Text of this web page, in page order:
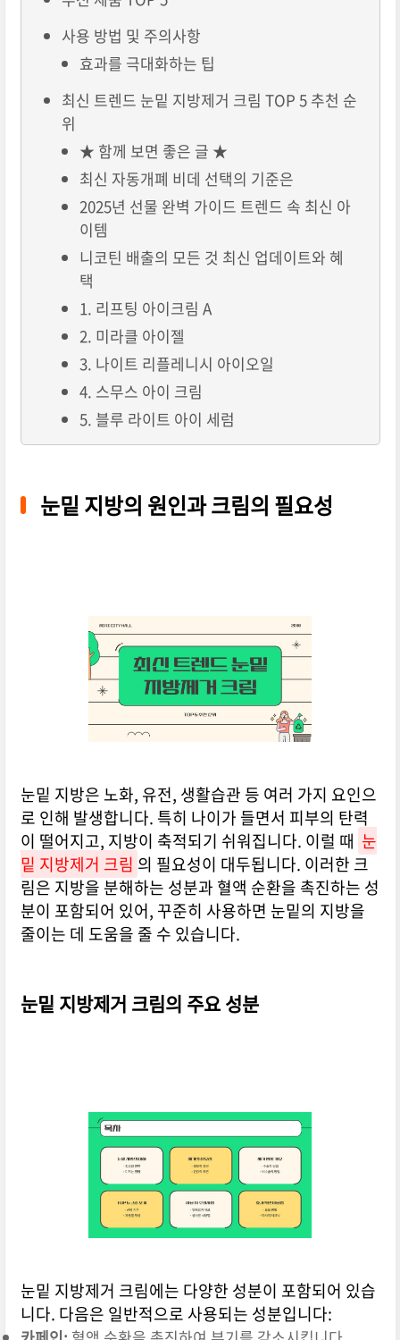
사용 방법 및 주의사항
효과를 극대화하는 팁
최신 트렌드 눈밑 지방제거 크림 TOP 5 추천 순
위
★ 함께 보면 좋은 글 ★
최신 자동개폐 비데 선택의 기준은
2025년 선물 완벽 가이드 트렌드 속 최신 아
이템
니코틴 배출의 모든 것 최신 업데이트와 혜
택
1. 리프팅 아이크림 A
2. 미라클 아이젤
3. 나이트 리플레니시 아이오일
4. 스무스 아이 크림
5. 블루 라이트 아이 세럼
눈밑 지방의 원인과 크림의 필요성
눈밑 지방은 노화, 유전, 생활습관 등 여러 가지 요인으
로 인해 발생합니다. 특히 나이가 들면서 피부의 탄력
이 떨어지고, 지방이 축적되기 쉬워집니다. 이럴 때 눈
밑 지방제거 크림 의 필요성이 대두됩니다. 이러한 크
림은 지방을 분해하는 성분과 혈액 순환을 촉진하는 성
분이 포함되어 있어, 꾸준히 사용하면 눈밑의 지방을
줄이는 데 도움을 줄 수 있습니다.
눈밑 지방제거 크림의 주요 성분
눈밑 지방제거 크림에는 다양한 성분이 포함되어 있습
니다. 다음은 일반적으로 사용되는 성분입니다: